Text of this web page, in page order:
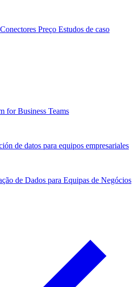
Conectores Preço Estudos de caso
for Business Teams
de datos para equipos empresariales
de Dados para Equipas de Negócios